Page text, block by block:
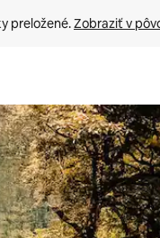
preložené. Zobraziť v